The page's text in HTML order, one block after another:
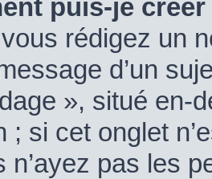
puis-je
rédigez un
d’un
», situé en-
; si cet onglet
n’ayez pas les